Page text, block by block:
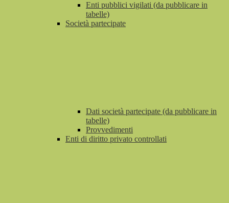
Enti pubblici vigilati (da pubblicare in
tabelle)
Società partecipate
Dati società partecipate (da pubblicare in
tabelle)
Provvedimenti
Enti di diritto privato controllati